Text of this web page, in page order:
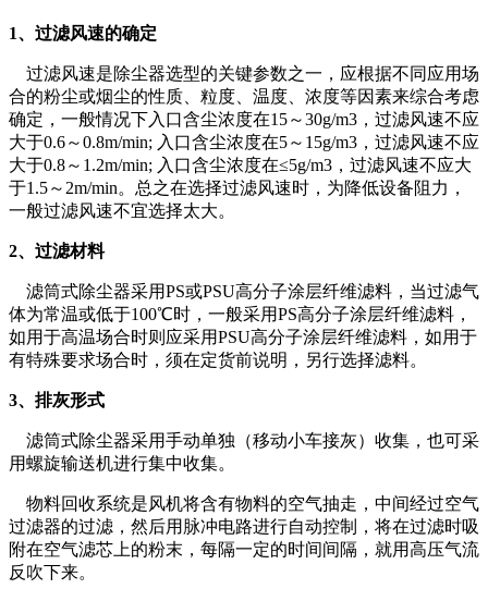
1、过滤风速的确定
过滤风速是除尘器选型的关键参数之一，应根据不同应用场
合的粉尘或烟尘的性质、粒度、温度、浓度等因素来综合考虑
确定，一般情况下入口含尘浓度在15～30g/m3，过滤风速不应
大于0.6～0.8m/min; 入口含尘浓度在5～15g/m3，过滤风速不应
大于0.8～1.2m/min; 入口含尘浓度在≤5g/m3，过滤风速不应大
于1.5～2m/min。总之在选择过滤风速时，为降低设备阻力，
一般过滤风速不宜选择太大。
2、过滤材料
滤筒式除尘器采用PS或PSU高分子涂层纤维滤料，当过滤气
体为常温或低于100℃时，一般采用PS高分子涂层纤维滤料，
如用于高温场合时则应采用PSU高分子涂层纤维滤料，如用于
有特殊要求场合时，须在定货前说明，另行选择滤料。
3、排灰形式
滤筒式除尘器采用手动单独（移动小车接灰）收集，也可采
用螺旋输送机进行集中收集。
物料回收系统是风机将含有物料的空气抽走，中间经过空气
过滤器的过滤，然后用脉冲电路进行自动控制，将在过滤时吸
附在空气滤芯上的粉末，每隔一定的时间间隔，就用高压气流
反吹下来。